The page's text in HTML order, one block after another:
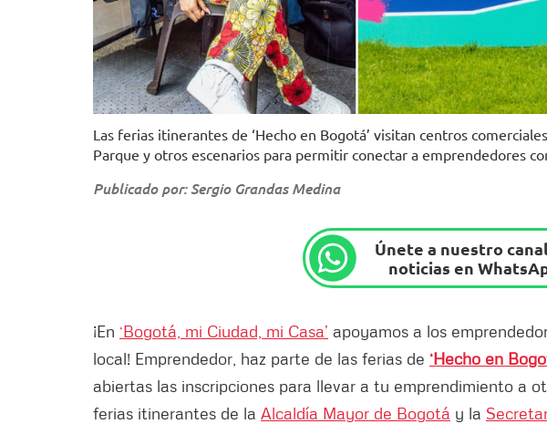
Las ferias itinerantes de ‘Hecho en Bogotá’ visitan centros
Parque y otros escenarios para permitir conectar a emprendedores
Publicado por: Sergio Grandas Medina
Únete a nuestro
noticias en
¡En ‘Bogotá, mi Ciudad, mi Casa’ apoyamos a los
local! Emprendedor, haz parte de las ferias de ‘Hecho en
abiertas las inscripciones para llevar a tu emprendimiento a
ferias itinerantes de la Alcaldía Mayor de Bogotá y la